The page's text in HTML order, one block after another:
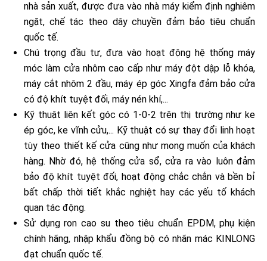
nhà sản xuất, được đưa vào nhà máy kiểm định nghiêm
ngặt, chế tác theo dây chuyền đảm bảo tiêu chuẩn
quốc tế.
Chú trọng đầu tư, đưa vào hoạt động hệ thống máy
móc làm cửa nhôm cao cấp như máy đột dập lỗ khóa,
máy cắt nhôm 2 đầu, máy ép góc Xingfa đảm bảo cửa
có độ khít tuyệt đối, máy nén khí,...
Kỹ thuật liên kết góc có 1-0-2 trên thị trường như ke
ép góc, ke vĩnh cửu,... Kỹ thuật có sự thay đổi linh hoạt
tùy theo thiết kế cửa cũng như mong muốn của khách
hàng. Nhờ đó, hệ thống cửa sổ, cửa ra vào luôn đảm
bảo độ khít tuyệt đối, hoạt động chắc chắn và bền bỉ
bất chấp thời tiết khắc nghiệt hay các yếu tố khách
quan tác động.
Sử dụng ron cao su theo tiêu chuẩn EPDM, phụ kiện
chính hãng, nhập khẩu đồng bộ có nhãn mác KINLONG
đạt chuẩn quốc tế.